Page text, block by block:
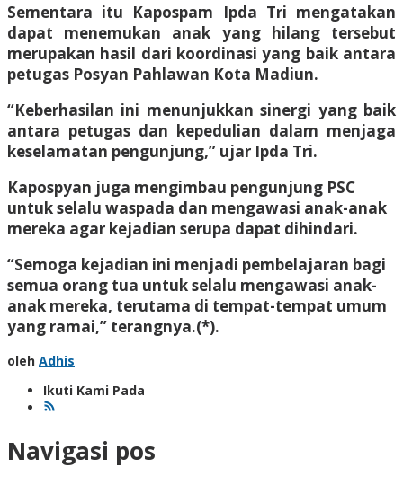
Sementara itu Kapospam Ipda Tri mengatakan
dapat menemukan anak yang hilang tersebut
merupakan hasil dari koordinasi yang baik antara
petugas Posyan Pahlawan Kota Madiun.
“Keberhasilan ini menunjukkan sinergi yang baik
antara petugas dan kepedulian dalam menjaga
keselamatan pengunjung,” ujar Ipda Tri.
Kapospyan juga mengimbau pengunjung PSC
untuk selalu waspada dan mengawasi anak-anak
mereka agar kejadian serupa dapat dihindari.
“Semoga kejadian ini menjadi pembelajaran bagi
semua orang tua untuk selalu mengawasi anak-
anak mereka, terutama di tempat-tempat umum
yang ramai,” terangnya.(*).
oleh Adhis
Ikuti Kami Pada
Navigasi pos